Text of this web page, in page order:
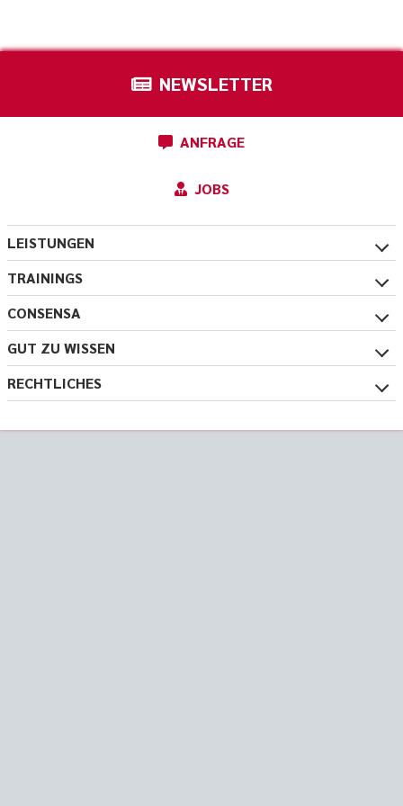
NEWSLETTER
ANFRAGE
JOBS
LEISTUNGEN
TRAININGS
CONSENSA
GUT ZU WISSEN
RECHTLICHES